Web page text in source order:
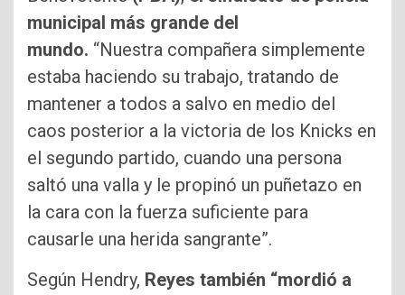
municipal más grande del
mundo. “Nuestra compañera simplemente
estaba haciendo su trabajo, tratando de
mantener a todos a salvo en medio del
caos posterior a la victoria de los Knicks en
el segundo partido, cuando una persona
saltó una valla y le propinó un puñetazo en
la cara con la fuerza suficiente para
causarle una herida sangrante”.
Según Hendry, Reyes también “mordió a